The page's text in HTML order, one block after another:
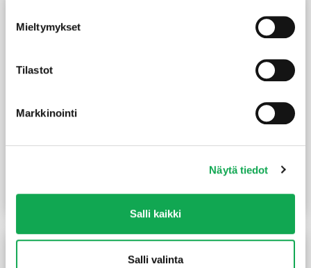
Mieltymykset
Tilastot
Markkinointi
Näytä tiedot
Salli kaikki
Salli valinta
Reunalista 21X70/13 mm
Peitelista 12X32X3300
/kpl(1,67 €/m)